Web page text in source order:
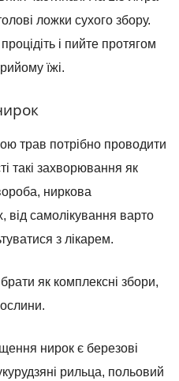
ложки сухого збору.
і пийте протягом
їжі.
трав потрібно проводити
такі захворювання як
ниркова
від самолікування варто
з лікарем.
як комплексні збори,
нирок є березові
рильца, польовий